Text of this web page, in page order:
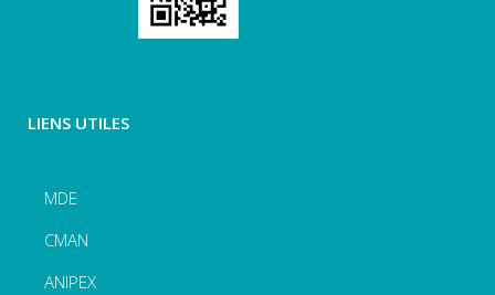
LIENS UTILES
MDE
CMAN
ANIPEX